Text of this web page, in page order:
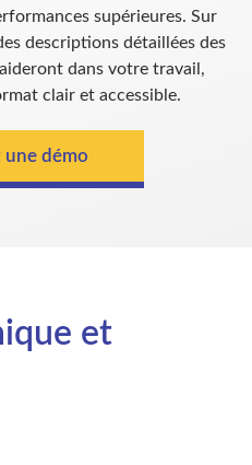
supérieures. Sur
descriptions détaillées des
dans votre travail,
clair et accessible.
une démo
et